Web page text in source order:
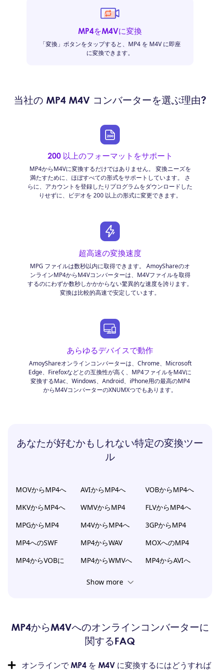
MP4をM4Vに変換
「変換」ボタンをタップすると、MP4 を M4V に即座
に変換できます。
当社の MP4 M4V コンバーターを選ぶ理由?
200 以上のフォーマットをサポート
MP4からM4Vに変換するだけではありません。 変換ニーズを
満たすために、ほぼすべての形式をサポートしています。 さ
らに、アカウントを登録したりプログラムをダウンロードした
りせずに、ビデオを 200 以上の形式に変更できます。
超高速の変換速度
MPG ファイルは数秒以内に取得できます。 AmoyShareのオ
ンラインMP4からM4Vコンバーターは、M4Vファイルを取得
するのにわずか数秒しかかからない驚異的な速度を誇ります。
変換は比較的高速で安定しています。
あらゆるデバイスで動作
AmoyShareオンラインコンバーターは、Chrome、Microsoft
Edge、Firefoxなどとの互換性が高く、MP4ファイルをM4Vに
変換するMac、Windows、Android、iPhone用の最高のMP4
からM4VコンバーターのXNUMXつでもあります。
あなたが好むかもしれない特定の変換ツー
ル
MOVからMP4へ AVIからMP4へ
VOBからMP4へ
MKVからMP4へ
WMVからMP4
FLVからMP4へ
MPGからMP4
M4VからMP4へ
3GPからMP4
MP4へのSWF
MP4からWAV
MOXへのMP4
MP4からVOBに
MP4からWMVへ MP4からAVIへ
Show more
MP4からM4Vへのオンラインコンバーターに
関するFAQ
オンラインで MP4 を M4V に変換するにはどうすれば